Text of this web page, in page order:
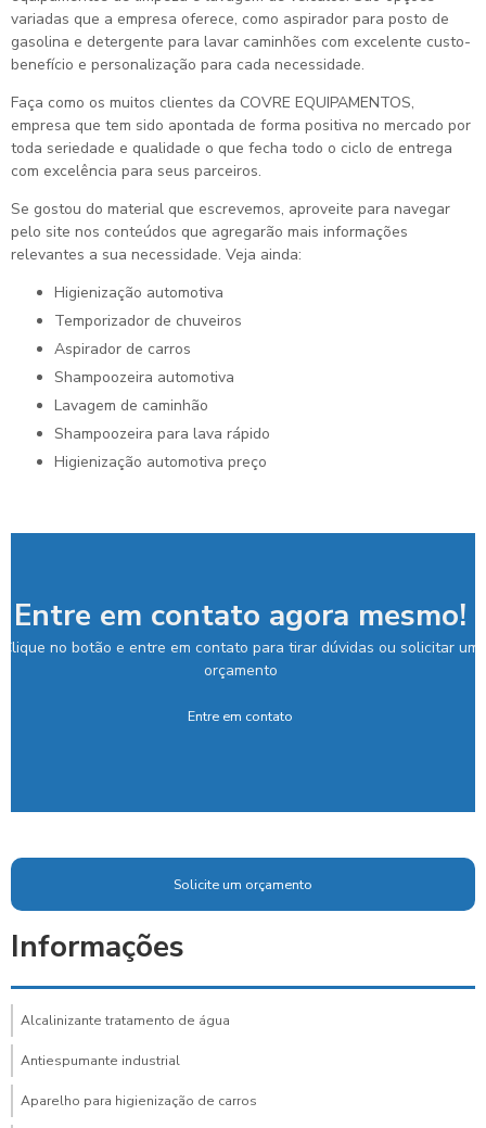
variadas que a empresa oferece, como aspirador para posto de
gasolina e detergente para lavar caminhões com excelente custo-
benefício e personalização para cada necessidade.
Faça como os muitos clientes da COVRE EQUIPAMENTOS,
empresa que tem sido apontada de forma positiva no mercado por
toda seriedade e qualidade o que fecha todo o ciclo de entrega
com excelência para seus parceiros.
Se gostou do material que escrevemos, aproveite para navegar
pelo site nos conteúdos que agregarão mais informações
relevantes a sua necessidade. Veja ainda:
higienização automotiva
temporizador de chuveiros
aspirador de carros
shampoozeira automotiva
lavagem de caminhão
shampoozeira para lava rápido
higienização automotiva preço
Entre em contato agora mesmo!
Clique no botão e entre em contato para tirar dúvidas ou solicitar um
orçamento
Entre em contato
Solicite um orçamento
Informações
Alcalinizante tratamento de água
Antiespumante industrial
Aparelho para higienização de carros